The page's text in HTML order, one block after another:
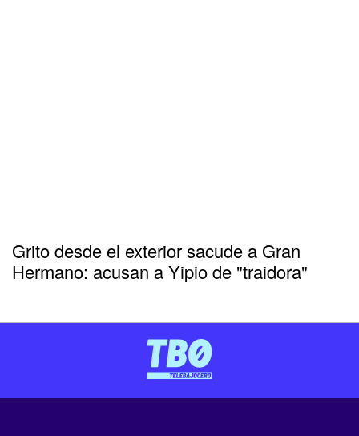
Grito desde el exterior sacude a Gran
Hermano: acusan a Yipio de "traidora"